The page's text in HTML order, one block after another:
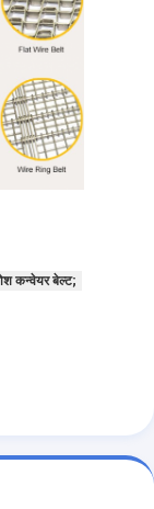
कन्वेयर बेल्ट;